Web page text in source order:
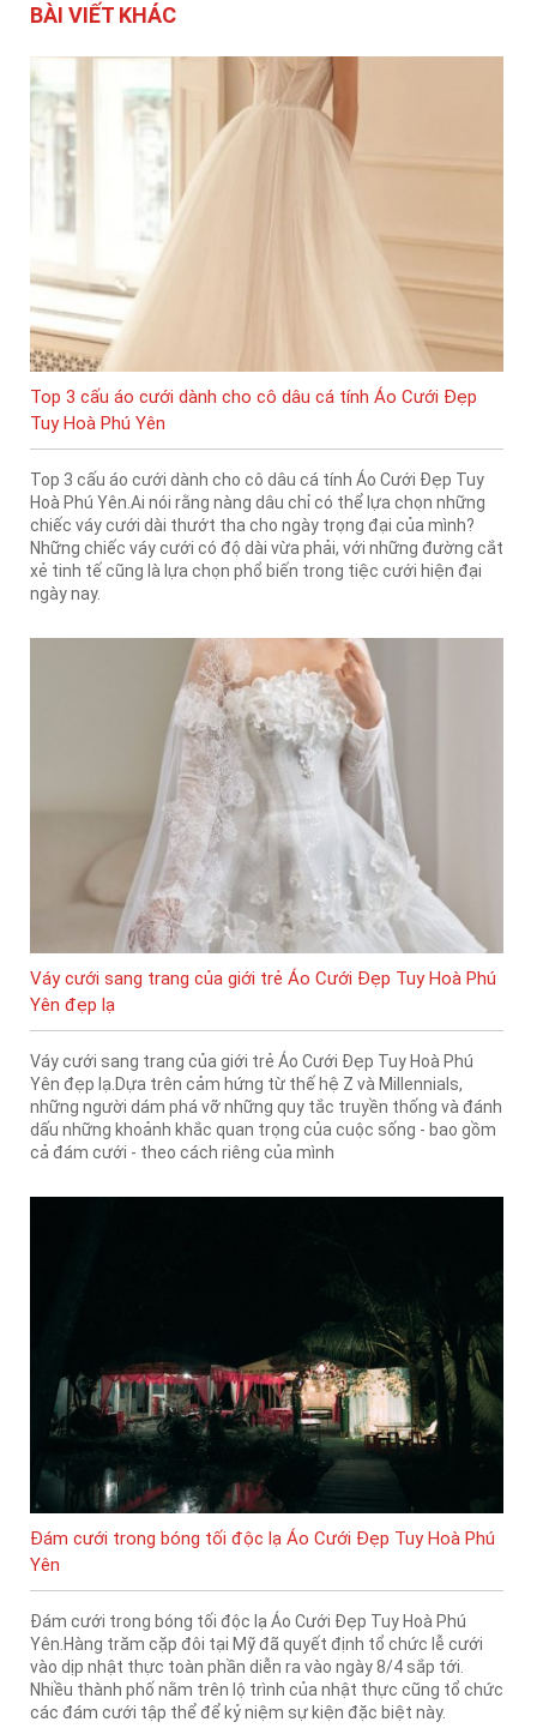
BÀI VIẾT KHÁC
Top 3 cấu áo cưới dành cho cô dâu cá tính Áo Cưới Đẹp
Tuy Hoà Phú Yên
Top 3 cấu áo cưới dành cho cô dâu cá tính Áo Cưới Đẹp Tuy
Hoà Phú Yên.Ai nói rằng nàng dâu chỉ có thể lựa chọn những
chiếc váy cưới dài thướt tha cho ngày trọng đại của mình?
Những chiếc váy cưới có độ dài vừa phải, với những đường cắt
xẻ tinh tế cũng là lựa chọn phổ biến trong tiệc cưới hiện đại
ngày nay.
Váy cưới sang trang của giới trẻ Áo Cưới Đẹp Tuy Hoà Phú
Yên đẹp lạ
Váy cưới sang trang của giới trẻ Áo Cưới Đẹp Tuy Hoà Phú
Yên đẹp lạ.Dựa trên cảm hứng từ thế hệ Z và Millennials,
những người dám phá vỡ những quy tắc truyền thống và đánh
dấu những khoảnh khắc quan trọng của cuộc sống - bao gồm
cả đám cưới - theo cách riêng của mình
Đám cưới trong bóng tối độc lạ Áo Cưới Đẹp Tuy Hoà Phú
Yên
Đám cưới trong bóng tối độc lạ Áo Cưới Đẹp Tuy Hoà Phú
Yên.Hàng trăm cặp đôi tại Mỹ đã quyết định tổ chức lễ cưới
vào dịp nhật thực toàn phần diễn ra vào ngày 8/4 sắp tới.
Nhiều thành phố nằm trên lộ trình của nhật thực cũng tổ chức
các đám cưới tập thể để kỷ niệm sự kiện đặc biệt này.